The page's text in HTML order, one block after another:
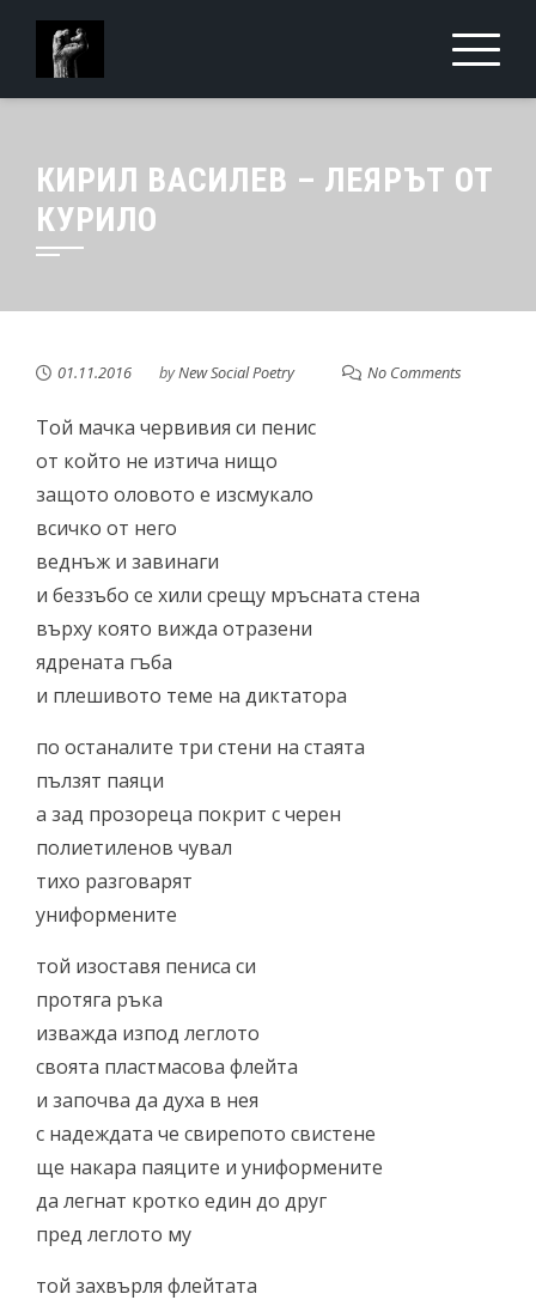
Skip
content
КИРИЛ ВАСИЛЕВ – ЛЕЯРЪТ ОТ
КУРИЛО
01.11.2016 byNew Social Poetry No Comments
Той мачка червивия си пенис
от който не изтича нищо
защото оловото е изсмукало
всичко от него
веднъж и завинаги
и беззъбо се хили срещу мръсната стена
върху която вижда отразени
ядрената гъба
и плешивото теме на диктатора
по останалите три стени на стаята
пълзят паяци
а зад прозореца покрит с черен
полиетиленов чувал
тихо разговарят
униформените
той изоставя пениса си
протяга ръка
изважда изпод леглото
своята пластмасова флейта
и започва да духа в нея
с надеждата че свирепото свистене
ще накара паяците и униформените
да легнат кротко един до друг
пред леглото му
той захвърля флейтата